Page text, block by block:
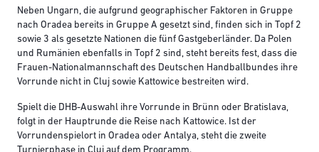
Neben Ungarn, die aufgrund geographischer Faktoren in Gruppe
nach Oradea bereits in Gruppe A gesetzt sind, finden sich in Topf 2
sowie 3 als gesetzte Nationen die fünf Gastgeberländer. Da Polen
und Rumänien ebenfalls in Topf 2 sind, steht bereits fest, dass die
Frauen-Nationalmannschaft des Deutschen Handballbundes ihre
Vorrunde nicht in Cluj sowie Kattowice bestreiten wird.
Spielt die DHB-Auswahl ihre Vorrunde in Brünn oder Bratislava,
folgt in der Hauptrunde die Reise nach Kattowice. Ist der
Vorrundenspielort in Oradea oder Antalya, steht die zweite